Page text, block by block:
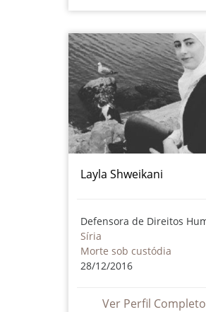
Layla Shweikani
Síria
Morte sob custódia
28/12/2016
Ver Perfil Completo